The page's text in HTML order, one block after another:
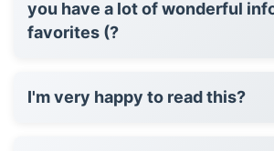
you have a lot of wonderful
favorites (?
I'm very happy to read this?